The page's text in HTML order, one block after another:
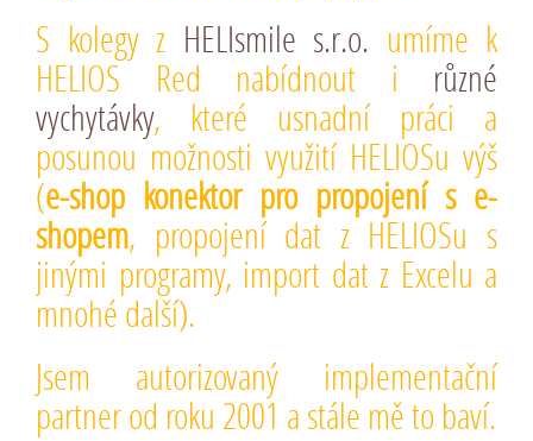
S kolegy z HELIsmile s.r.o. umíme k
HELIOS Red nabídnout i různé
vychytávky, které usnadní práci a
posunou možnosti využití HELIOSu výš
(e-shop konektor pro propojení s e-
shopem, propojení dat z HELIOSu s
jinými programy, import dat z Excelu a
mnohé další).
Jsem autorizovaný implementační
partner od roku 2001 a stále mě to baví.